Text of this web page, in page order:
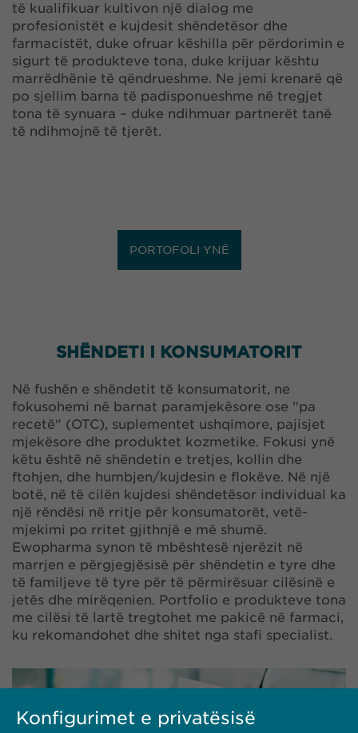
të kualifikuar kultivon një dialog me
profesionistët e kujdesit shëndetësor dhe
farmacistët, duke ofruar këshilla për përdorimin e
sigurt të produkteve tona, duke krijuar kështu
marrëdhënie të qëndrueshme. Ne jemi krenarë që
po sjellim barna të padisponueshme në tregjet
tona të synuara – duke ndihmuar partnerët tanë
të ndihmojnë të tjerët.
PORTOFOLI YNË
SHËNDETI I KONSUMATORIT
Në fushën e shëndetit të konsumatorit, ne
fokusohemi në barnat paramjekësore ose "pa
recetë" (OTC), suplementet ushqimore, pajisjet
mjekësore dhe produktet kozmetike. Fokusi ynë
këtu është në shëndetin e tretjes, kollin dhe
ftohjen, dhe humbjen/kujdesin e flokëve. Në një
botë, në të cilën kujdesi shëndetësor individual ka
një rëndësi në rritje për konsumatorët, vetë-
mjekimi po rritet gjithnjë e më shumë.
Ewopharma synon të mbështesë njerëzit në
marrjen e përgjegjësisë për shëndetin e tyre dhe
të familjeve të tyre për të përmirësuar cilësinë e
jetës dhe mirëqenien. Portfolio e produkteve tona
me cilësi të lartë tregtohet me pakicë në farmaci,
ku rekomandohet dhe shitet nga stafi specialist.
Konfigurimet e privatësisë